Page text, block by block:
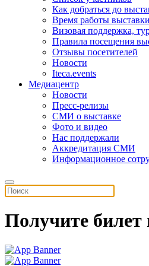
Как добраться до
Время работы выставки
Визовая поддержка,
Правила посещения
Отзывы посетителей
Новости
Iteca.events
Медиацентр
Новости
Пресс-релизы
СМИ о выставке
Фото и видео
Нас поддержали
Аккредитация СМИ
Информационное
Получите билет